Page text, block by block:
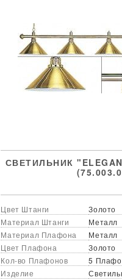
СВЕТИЛЬНИК
Цвет Штанги
Золото
Материал Штанги
Металл
Материал Плафона
Металл
Цвет Плафона
Золото
Кол-во Плафонов
5
Изделие